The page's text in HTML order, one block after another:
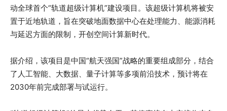
动全球首个“轨道超级计算机”建设项目。该超级计算机将被安
置于近地轨道，旨在突破地面数据中心在处理能力、能源消耗
与延迟方面的限制，开创空间计算新时代。
据介绍，该项目是中国“航天强国”战略的重要组成部分，结合
了人工智能、大数据、量子计算等多项前沿技术，预计将在
2030年前完成部署与试运行。